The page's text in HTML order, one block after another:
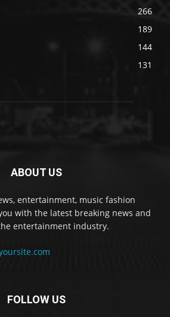
266
189
144
131
ABOUT US
entertainment, music fashion
with the latest breaking news and
entertainment industry.
FOLLOW US